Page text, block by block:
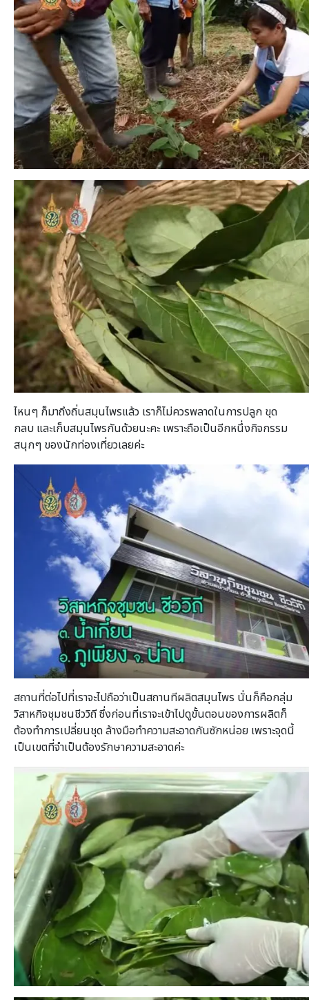
ไหนๆ ก็มาถึงถิ่นสมุนไพรแล้ว เราก็ไม่ควรพลาดในการปลูก ขุด
กลบ และเก็บสมุนไพรกันด้วยนะคะ เพราะถือเป็นอีกหนึ่งกิจกรรม
สนุกๆ ของนักท่องเที่ยวเลยค่ะ
สถานที่ต่อไปที่เราจะไปถือว่าเป็นสถานทีผลิตสมุนไพร นั่นก็คือกลุ่ม
วิสาหกิจชุมชนชีววิถี ซึ่งก่อนที่เราจะเข้าไปดูขั้นตอนของการผลิตก็
ต้องทำการเปลี่ยนชุด ล้างมือทำความสะอาดกันซักหน่อย เพราะจุดนี้
เป็นเขตที่จำเป็นต้องรักษาความสะอาดค่ะ